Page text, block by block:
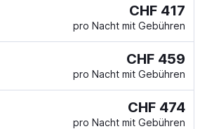
CHF 417
pro Nacht mit Gebühren
CHF 459
pro Nacht mit Gebühren
CHF 474
pro Nacht mit Gebühren